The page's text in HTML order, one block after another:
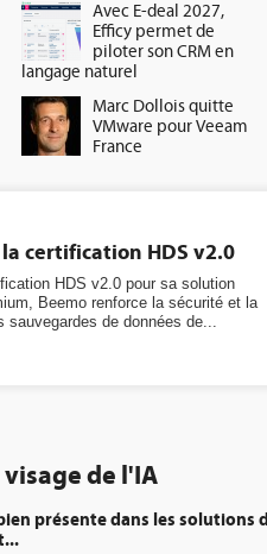
Avec E-deal 2027,
Efficy permet de
piloter son CRM en
langage naturel
Marc Dollois quitte
VMware pour Veeam
France
certification HDS v2.0
HDS v2.0 pour sa solution
Beemo renforce la sécurité et la
sauvegardes de données de...
solutions de